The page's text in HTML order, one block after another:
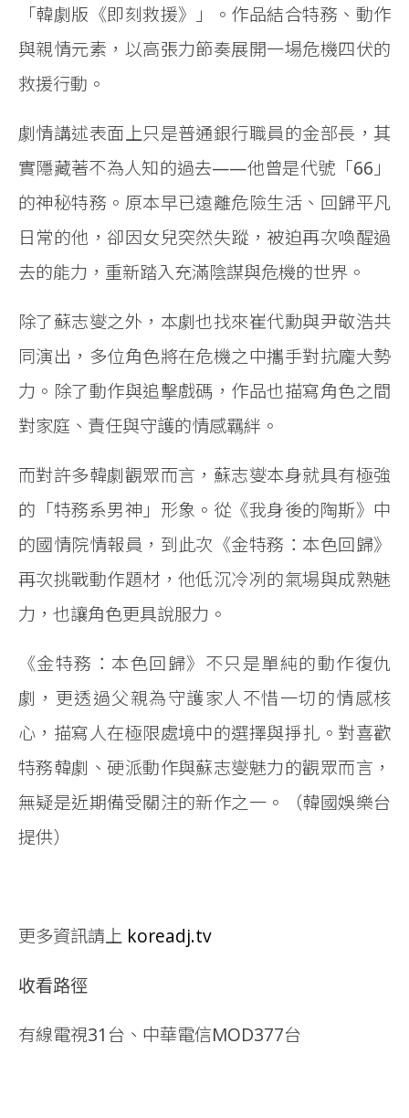
「韓劇版《即刻救援》」。作品結合特務、動作
與親情元素，以高張力節奏展開一場危機四伏的
救援行動。
劇情講述表面上只是普通銀行職員的金部長，其
實隱藏著不為人知的過去——他曾是代號「66」
的神秘特務。原本早已遠離危險生活、回歸平凡
日常的他，卻因女兒突然失蹤，被迫再次喚醒過
去的能力，重新踏入充滿陰謀與危機的世界。
除了蘇志燮之外，本劇也找來崔代勳與尹敬浩共
同演出，多位角色將在危機之中攜手對抗龐大勢
力。除了動作與追擊戲碼，作品也描寫角色之間
對家庭、責任與守護的情感羈絆。
而對許多韓劇觀眾而言，蘇志燮本身就具有極強
的「特務系男神」形象。從《我身後的陶斯》中
的國情院情報員，到此次《金特務：本色回歸》
再次挑戰動作題材，他低沉冷冽的氣場與成熟魅
力，也讓角色更具說服力。
《金特務：本色回歸》不只是單純的動作復仇
劇，更透過父親為守護家人不惜一切的情感核
心，描寫人在極限處境中的選擇與掙扎。對喜歡
特務韓劇、硬派動作與蘇志燮魅力的觀眾而言，
無疑是近期備受關注的新作之一。
（韓國娛樂台
提供）
更多資訊請上 koreadj.tv
收看路徑
有線電視31台、中華電信MOD377台